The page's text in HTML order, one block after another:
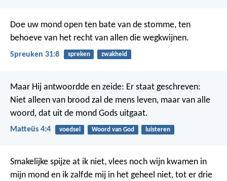
Doe uw mond open ten bate van de stomme, ten
behoeve van het recht van allen die wegkwijnen.
Spreuken 31:8 spreken zwakheid
Maar Hij antwoordde en zeide: Er staat geschreven:
Niet alleen van brood zal de mens leven, maar van alle
woord, dat uit de mond Gods uitgaat.
Matteüs 4:4 voedsel Woord van God luisteren
Smakelijke spijze at ik niet, vlees noch wijn kwamen in
mijn mond en ik zalfde mij in het geheel niet, tot er drie